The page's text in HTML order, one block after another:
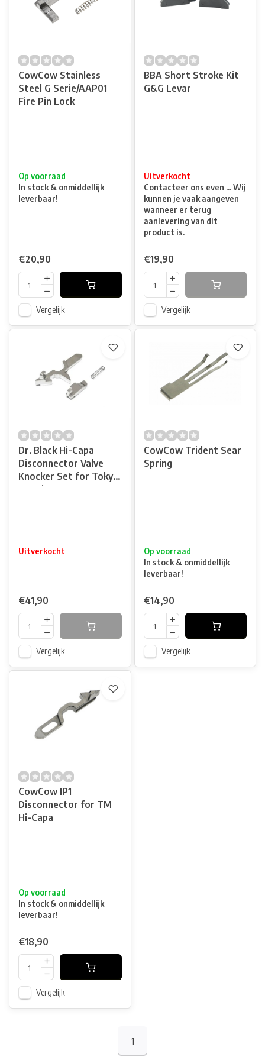
CowCow Stainless
Steel G Serie/AAP01
Fire Pin Lock
Op voorraad
In stock & onmiddellijk
leverbaar!
€20,90
Vergelijk
BBA Short Stroke Kit
G&G Levar
Uitverkocht
Contacteer ons even ... Wij
kunnen je vaak aangeven
wanneer er terug
aanlevering van dit
product is.
€19,90
Vergelijk
Dr. Black Hi-Capa
Disconnector Valve
Knocker Set for Toky
Marui
Uitverkocht
€41,90
Vergelijk
CowCow Trident Sear
Spring
Op voorraad
In stock & onmiddellijk
leverbaar!
€14,90
Vergelijk
CowCow IP1
Disconnector for TM
Hi-Capa
Op voorraad
In stock & onmiddellijk
leverbaar!
€18,90
Vergelijk
1